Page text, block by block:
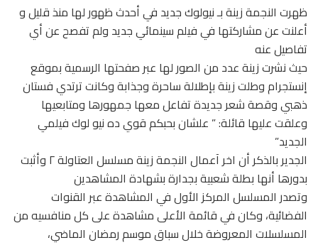
ظهرت النجمة زينة بـ نيولوك جديد في أحدث ظهور لها منذ قليل و
أعلنت عن مشاركتها في فيلم سينمائي جديد ولم تفصح عن أي
تفاصيل عنه
حيث نشرت زينة عدد من الصور لها عبر صفحتها الرسمية بموقع
إنستجرام وطلت زينة بإطلالة ساحرة وجذابة وكانت ترتدي فستان
ذهبي وقصة شعر جديدة تفاعل معها جمهورها ومتابعيها
وعلقت عليها قائلة: ” علشان بحبكم قوي ده نيو لوك فيلمي
الجديد”
الجدير بالذكر أن اخر آعمال النجمة زينة مسلسل العتاولة ٢ وأثبت
بدورها أنها بطلة شعبية بجدارة بشهادة المشاهدين
وتصدر المسلسل المركز الأول في المشاهدة عبر القنوات
الفضائية، وكان في قائمة الأعلى مشاهدة على كل منافسيه من
المسلسلات المعروضة خلال سباق موسم رمضان الماضي،